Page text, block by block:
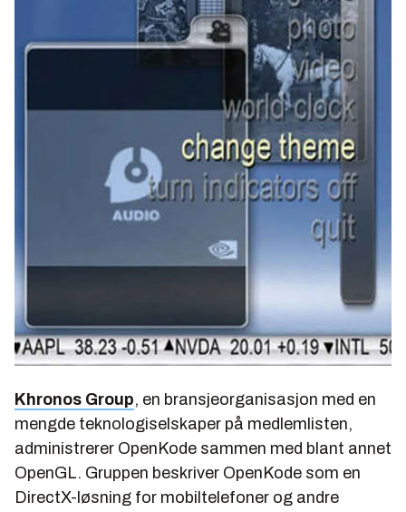
Khronos Group, en bransjeorganisasjon med en
mengde teknologiselskaper på medlemlisten,
administrerer OpenKode sammen med blant annet
OpenGL. Gruppen beskriver OpenKode som en
DirectX-løsning for mobiltelefoner og andre